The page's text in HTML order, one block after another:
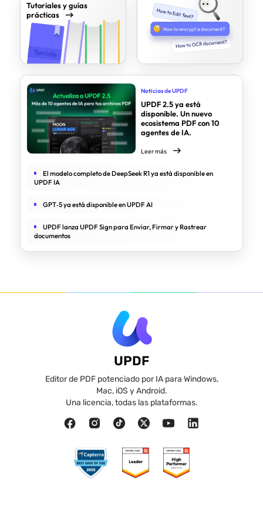
UPDF
Editor de PDF potenciado por IA para Windows,
Mac, iOS y Android.
Una licencia, todas las plataformas.